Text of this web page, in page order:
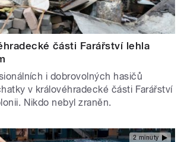
části Farářství lehla
i dobrovolných hasičů
v královéhradecké části Farářství
Nikdo nebyl zraněn.
2 minuty